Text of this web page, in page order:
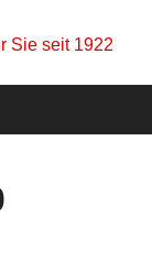
für
Aktuelles,